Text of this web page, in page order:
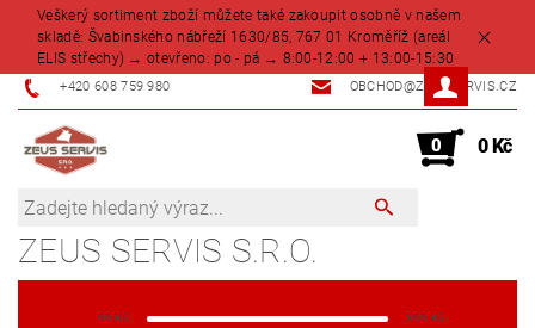
Veškerý sortiment zboží můžete také zakoupit osobně v našem
skladě: Švabinského nábřeží 1630/85, 767 01 Kroměříž (areál
ELIS střechy) → otevřeno: po - pá → 8:00-12:00 + 13:00-15:30
+420 608 759 980 OBCHOD@ZEUSSERVIS.CZ
0 0 Kč
ZEUS SERVIS S.R.O.
99 Kč 399 Kč